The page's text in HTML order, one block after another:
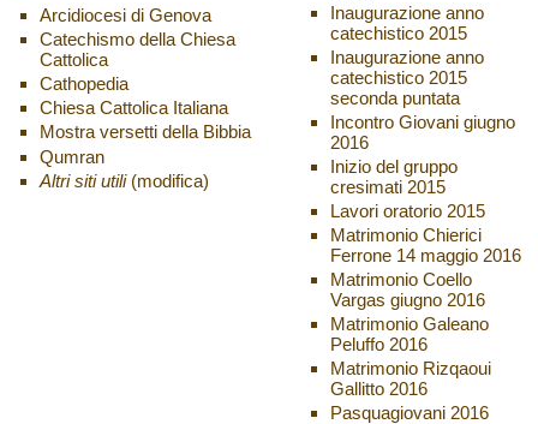
Arcidiocesi di Genova
Catechismo della Chiesa
Cattolica
Cathopedia
Chiesa Cattolica Italiana
Mostra versetti della Bibbia
Qumran
Altri siti utili (modifica)
Inaugurazione anno
catechistico 2015
Inaugurazione anno
catechistico 2015
seconda puntata
Incontro Giovani giugno
2016
Inizio del gruppo
cresimati 2015
Lavori oratorio 2015
Matrimonio Chierici
Ferrone 14 maggio 2016
Matrimonio Coello
Vargas giugno 2016
Matrimonio Galeano
Peluffo 2016
Matrimonio Rizqaoui
Gallitto 2016
Pasquagiovani 2016